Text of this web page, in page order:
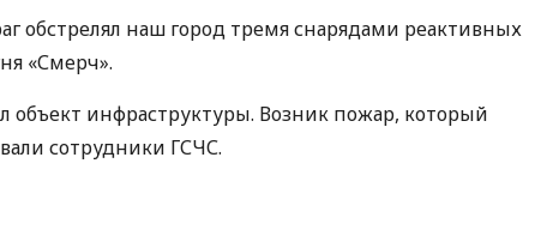
обстрелял наш город тремя снарядами реактивных
«Смерч».
объект инфраструктуры. Возник пожар, который
сотрудники ГСЧС.